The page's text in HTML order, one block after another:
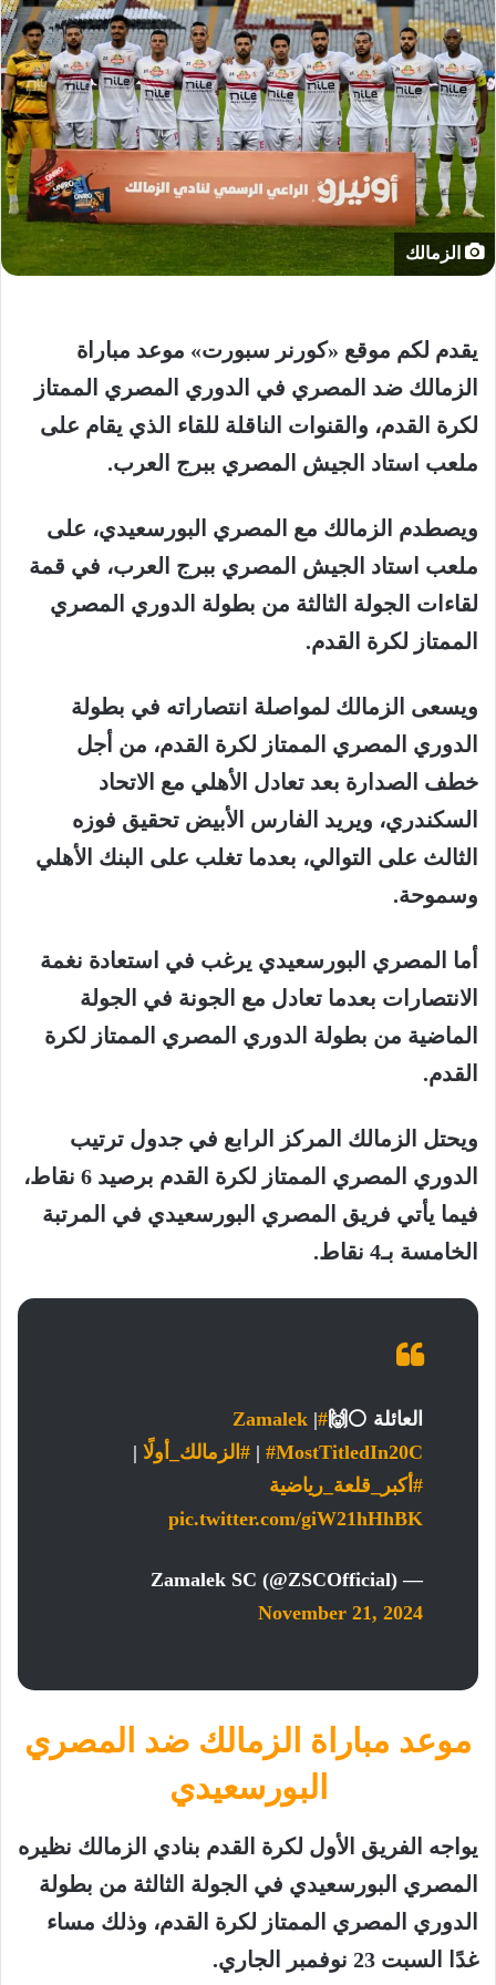
الزمالك
يقدم لكم موقع «كورنر سبورت» موعد مباراة
الزمالك ضد المصري في الدوري المصري الممتاز
لكرة القدم، والقنوات الناقلة للقاء الذي يقام على
ملعب استاد الجيش المصري ببرج العرب.
ويصطدم الزمالك مع المصري البورسعيدي، على
ملعب استاد الجيش المصري ببرج العرب، في قمة
لقاءات الجولة الثالثة من بطولة الدوري المصري
الممتاز لكرة القدم.
ويسعى الزمالك لمواصلة انتصاراته في بطولة
الدوري المصري الممتاز لكرة القدم، من أجل
خطف الصدارة بعد تعادل الأهلي مع الاتحاد
السكندري، ويريد الفارس الأبيض تحقيق فوزه
الثالث على التوالي، بعدما تغلب على البنك الأهلي
وسموحة.
أما المصري البورسعيدي يرغب في استعادة نغمة
الانتصارات بعدما تعادل مع الجونة في الجولة
الماضية من بطولة الدوري المصري الممتاز لكرة
القدم.
ويحتل الزمالك المركز الرابع في جدول ترتيب
الدوري المصري الممتاز لكرة القدم برصيد 6 نقاط،
فيما يأتي فريق المصري البورسعيدي في المرتبة
الخامسة بـ4 نقاط.
العائلة ⚪🙌#Zamalek
|
#MostTitledIn20C
| #الزمالك_أولًا |
#أكبر_قلعة_رياضية
pic.twitter.com/giW21hHhBK
— Zamalek SC (@ZSCOfficial)
November 21, 2024
موعد مباراة الزمالك ضد المصري
البورسعيدي
يواجه الفريق الأول لكرة القدم بنادي الزمالك نظيره
المصري البورسعيدي في الجولة الثالثة من بطولة
الدوري المصري الممتاز لكرة القدم، وذلك مساء
غدًا السبت 23 نوفمبر الجاري.